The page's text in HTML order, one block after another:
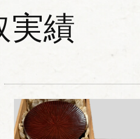
実績